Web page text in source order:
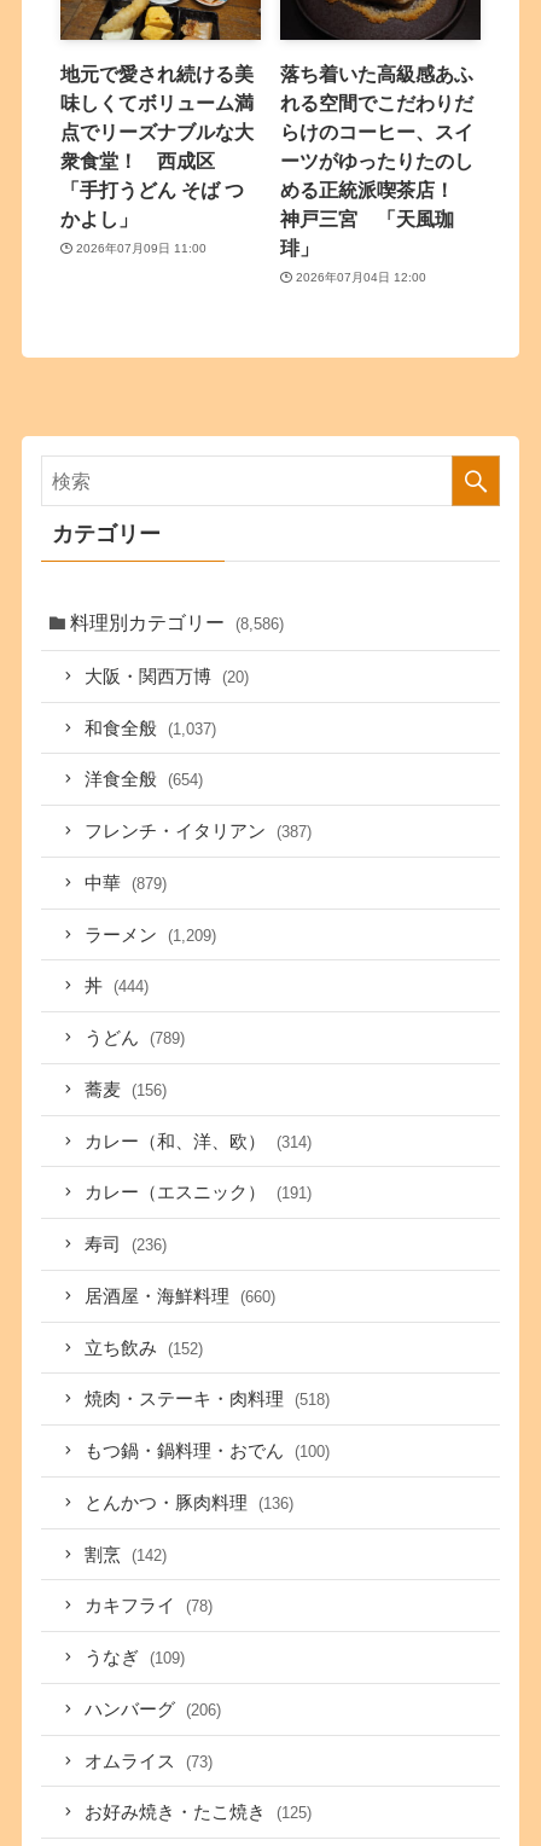
地元で愛され続ける美
味しくてボリューム満
点でリーズナブルな大
衆食堂！ 西成区
「手打うどん そば つ
かよし」
2026年07月09日 11:00
落ち着いた高級感あふ
れる空間でこだわりだ
らけのコーヒー、スイ
ーツがゆったりたのし
める正統派喫茶店！
神戸三宮 「天風珈
琲」
2026年07月04日 12:00
カテゴリー
料理別カテゴリー (8,586)
大阪・関西万博 (20)
和食全般 (1,037)
洋食全般 (654)
フレンチ・イタリアン (387)
中華 (879)
ラーメン (1,209)
丼 (444)
うどん (789)
蕎麦 (156)
カレー（和、洋、欧） (314)
カレー（エスニック） (191)
寿司 (236)
居酒屋・海鮮料理 (660)
立ち飲み (152)
焼肉・ステーキ・肉料理 (518)
もつ鍋・鍋料理・おでん (100)
とんかつ・豚肉料理 (136)
割烹 (142)
カキフライ (78)
うなぎ (109)
ハンバーグ (206)
オムライス (73)
お好み焼き・たこ焼き (125)